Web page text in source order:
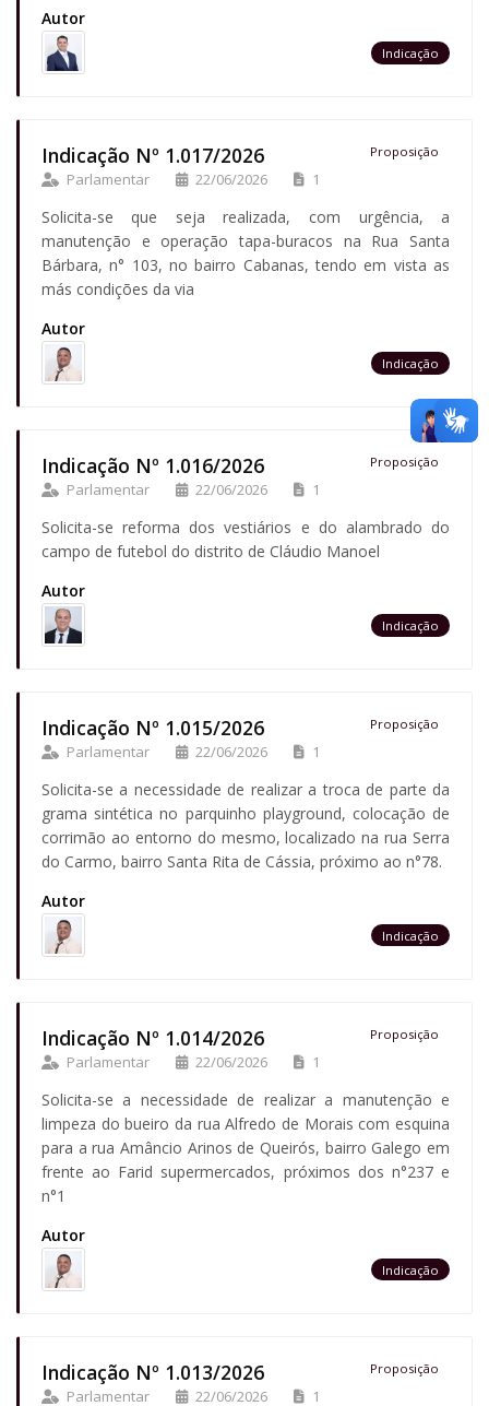
Autor
Indicação
Indicação Nº 1.017/2026 Proposição
Parlamentar 22/06/2026 1
Solicita-se que seja realizada, com urgência, a
manutenção e operação tapa-buracos na Rua Santa
Bárbara, n° 103, no bairro Cabanas, tendo em vista as
más condições da via
Autor
Indicação
Indicação Nº 1.016/2026 Proposição
Parlamentar 22/06/2026 1
Solicita-se reforma dos vestiários e do alambrado do
campo de futebol do distrito de Cláudio Manoel
Autor
Indicação
Indicação Nº 1.015/2026 Proposição
Parlamentar 22/06/2026 1
Solicita-se a necessidade de realizar a troca de parte da
grama sintética no parquinho playground, colocação de
corrimão ao entorno do mesmo, localizado na rua Serra
do Carmo, bairro Santa Rita de Cássia, próximo ao n°78.
Autor
Indicação
Indicação Nº 1.014/2026 Proposição
Parlamentar 22/06/2026 1
Solicita-se a necessidade de realizar a manutenção e
limpeza do bueiro da rua Alfredo de Morais com esquina
para a rua Amâncio Arinos de Queirós, bairro Galego em
frente ao Farid supermercados, próximos dos n°237 e
n°1
Autor
Indicação
Indicação Nº 1.013/2026 Proposição
Parlamentar 22/06/2026 1